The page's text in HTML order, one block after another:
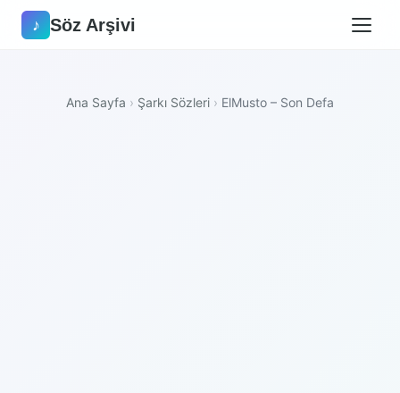
♪ Söz Arşivi
Ana Sayfa › Şarkı Sözleri › ElMusto – Son Defa